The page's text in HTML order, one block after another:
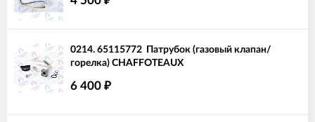
0214. 65115772 Патрубок (газовый клапан/
горелка) CHAFFOTEAUX
6 400 ₽